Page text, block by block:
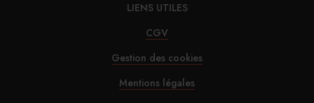
LIENS UTILES
CGV
Gestion des cookies
Mentions légales